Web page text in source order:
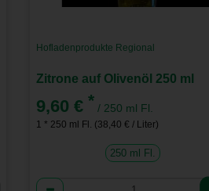
Hofladenprodukte Regional
Zitrone auf Olivenöl 250 ml
9,60 € * / 250 ml Fl.
1 * 250 ml Fl. (38,40 € / Liter)
250 ml Fl.
Anzahl